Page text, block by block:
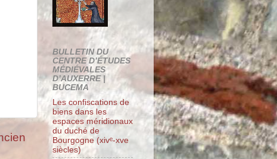
BULLETIN DU
CENTRE D’ÉTUDES
MÉDIÉVALES
D’AUXERRE |
BUCEMA
Les confiscations de
biens dans les
espaces méridionaux
du duché de
Bourgogne (xivᵉ-xve
siècles)